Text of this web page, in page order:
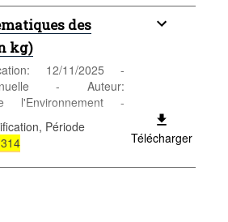
des
kg)
12/11/2025 -
- Auteur:
l'Environnement -
et environnement -
clés: Déchets,
Période
Télécharger